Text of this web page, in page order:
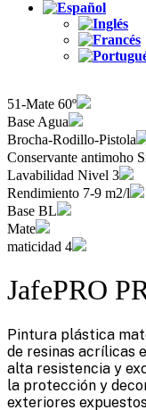
51-Mate 60º
Base Agua
Brocha-Rodillo-Pistola
Conservante antimoho
Lavabilidad Nivel 3
Rendimiento 7-9 m2/l
Base BL
Mate
maticidad 4
JafePRO
Pintura plástica
de resinas acrílicas
alta resistencia y
la protección y
exteriores